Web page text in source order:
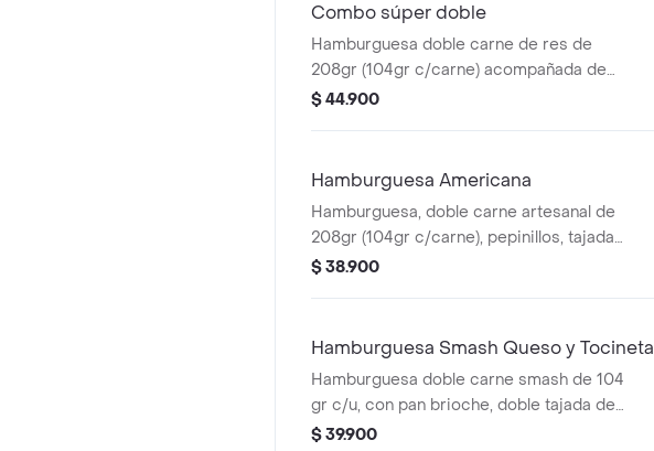
Combo súper doble
Hamburguesa doble carne de res de
208gr (104gr c/carne) acompañada de
unas papas medianas, 1 copa de salsa
$ 44.900
Hamburguesa Americana
Hamburguesa, doble carne artesanal de
208gr (104gr c/carne), pepinillos, tajada
cheddar y aderezo cheddar, tocineta en
$ 38.900
Hamburguesa Smash Queso y Tocineta
Hamburguesa doble carne smash de 104
gr c/u, con pan brioche, doble tajada de
queso cheddar, doble porción de
$ 39.900